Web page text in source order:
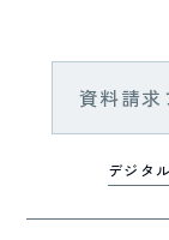
資料請求
デジタ